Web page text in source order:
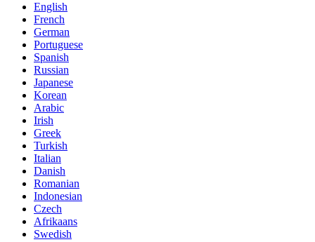
English
French
German
Portuguese
Spanish
Russian
Japanese
Korean
Arabic
Irish
Greek
Turkish
Italian
Danish
Romanian
Indonesian
Czech
Afrikaans
Swedish